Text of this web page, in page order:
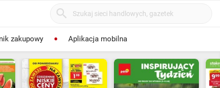
zakupowy Aplikacja mobilna